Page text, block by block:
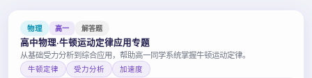
物理 高一 解答题
高中物理·牛顿运动定律应用专题
从基础受力分析到综合应用，帮助高一同学系统掌握牛顿运动定律。
牛顿定律 受力分析 加速度